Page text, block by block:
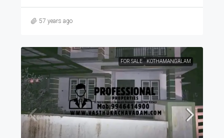
57 years ago
FOR SALE KOTHAMANGALAM